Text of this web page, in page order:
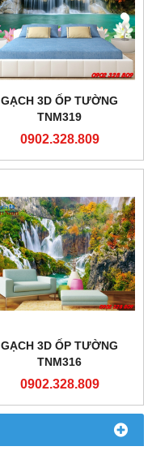
GẠCH 3D ỐP TƯỜNG
TNM319
0902.328.809
GẠCH 3D ỐP TƯỜNG
TNM316
0902.328.809